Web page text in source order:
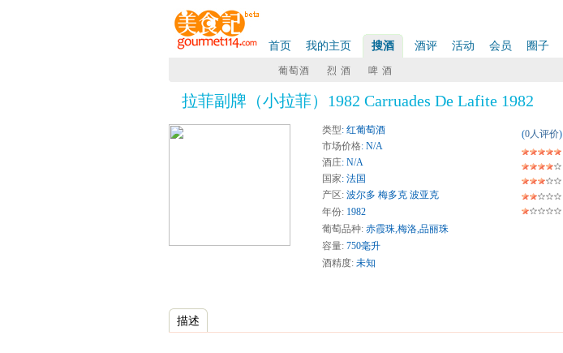
首页 我的主页 搜酒 酒评 活动 会员 圈子
葡萄酒 烈 酒 啤 酒
拉菲副牌（小拉菲）1982 Carruades De Lafite 1982
类型: 红葡萄酒
市场价格: N/A
酒庄: N/A
国家: 法国
产区: 波尔多 梅多克 波亚克
年份: 1982
葡萄品种: 赤霞珠,梅洛,品丽珠
容量: 750毫升
酒精度: 未知
(0人评价)
描述